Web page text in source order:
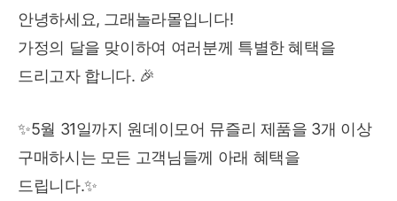
안녕하세요, 그래놀라몰입니다!
가정의 달을 맞이하여 여러분께 특별한 혜택을
드리고자 합니다. 🎉
✨5월 31일까지 원데이모어 뮤즐리 제품을 3개 이상
구매하시는 모든 고객님들께 아래 혜택을
드립니다.✨